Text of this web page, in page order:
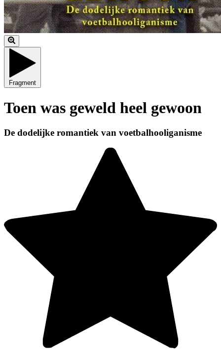
Fragment
Toen was geweld heel gewoon
De dodelijke romantiek van voetbalhooliganisme